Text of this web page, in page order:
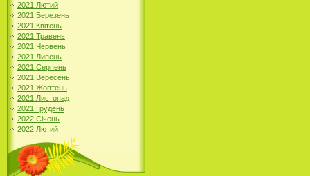
2021 Лютий
2021 Березень
2021 Квітень
2021 Травень
2021 Червень
2021 Липень
2021 Серпень
2021 Вересень
2021 Жовтень
2021 Листопад
2021 Грудень
2022 Січень
2022 Лютий